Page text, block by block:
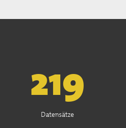
223
Datensätze